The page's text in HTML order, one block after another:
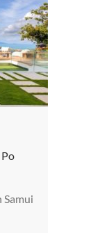
Samui